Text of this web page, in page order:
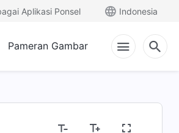
Aplikasi Ponsel Indonesia
Pameran Gambar